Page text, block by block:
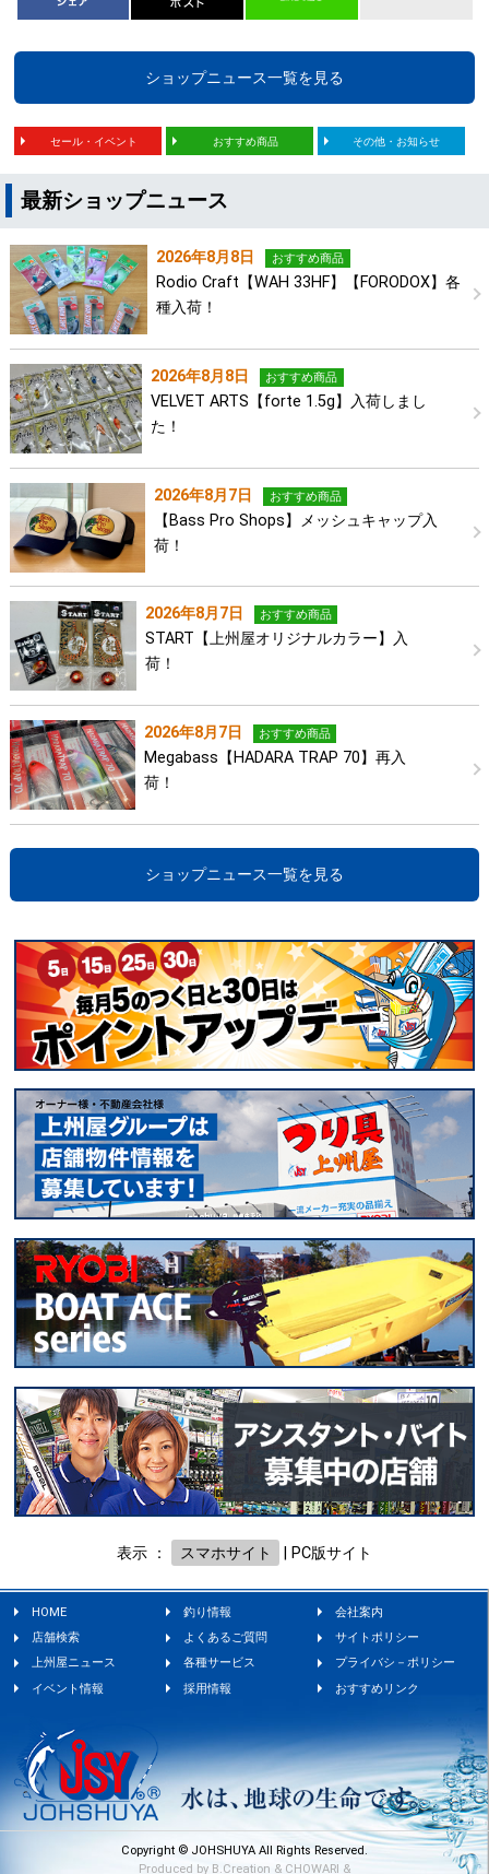
ショップニュース一覧を見る
セール・イベント おすすめ商品 その他・お知らせ
最新ショップニュース
2026年8月8日 おすすめ商品
Rodio Craft【WAH 33HF】【FORODOX】各
種入荷！
2026年8月8日 おすすめ商品
VELVET ARTS【forte 1.5g】入荷しまし
た！
2026年8月7日 おすすめ商品
【Bass Pro Shops】メッシュキャップ入
荷！
2026年8月7日 おすすめ商品
START【上州屋オリジナルカラー】入
荷！
2026年8月7日 おすすめ商品
Megabass【HADARA TRAP 70】再入
荷！
ショップニュース一覧を見る
表示 ： スマホサイト PC版サイト
HOME 釣り情報
会社案内
店舗検索
よくあるご質問
サイトポリシー
上州屋ニュース
各種サービス
プライバシ－ポリシー
イベント情報
採用情報 おすすめリンク
Copyright © JOHSHUYA All Rights Reserved.
Produced by B.Creation & CHOWARI &